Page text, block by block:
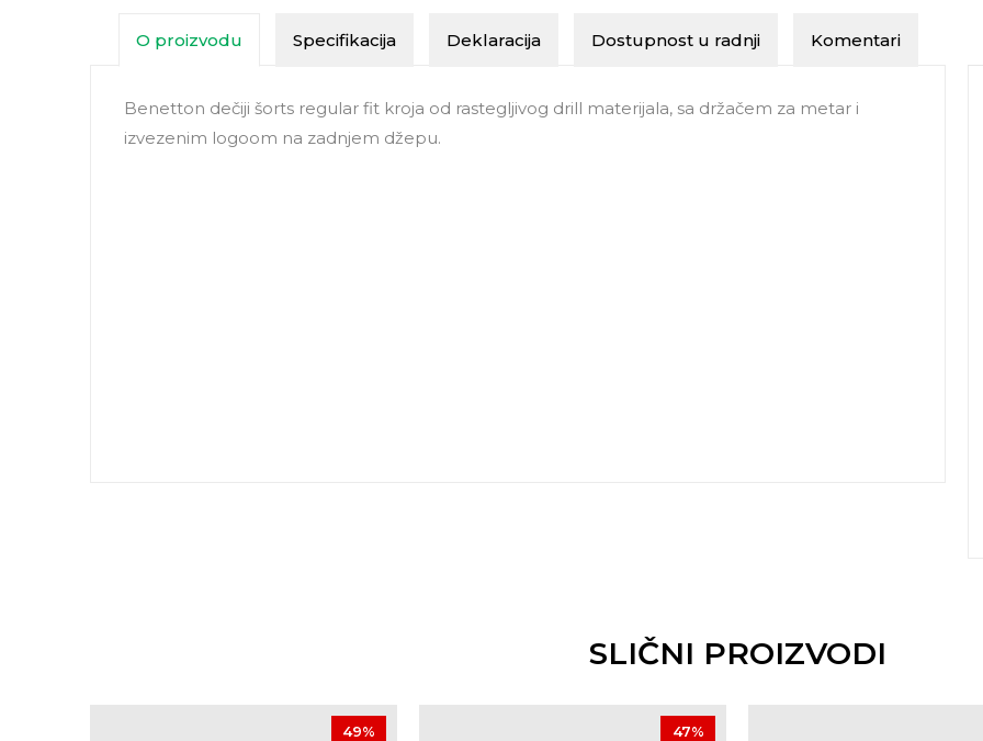
O proizvodu Specifikacija Deklaracija Dostupnost u radnji Komentari
Benetton dečiji šorts regular fit kroja od rastegljivog drill materijala, sa držačem za metar i
izvezenim logoom na zadnjem džepu.
SLIČNI PROIZVODI
49%
47%